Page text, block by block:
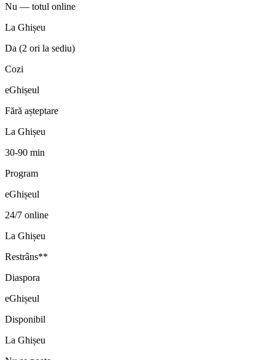
Nu — totul online
La Ghișeu
Da (2 ori la sediu)
Cozi
eGhișeul
Fără așteptare
La Ghișeu
30-90 min
Program
eGhișeul
24/7 online
La Ghișeu
Restrâns**
Diaspora
eGhișeul
Disponibil
La Ghișeu